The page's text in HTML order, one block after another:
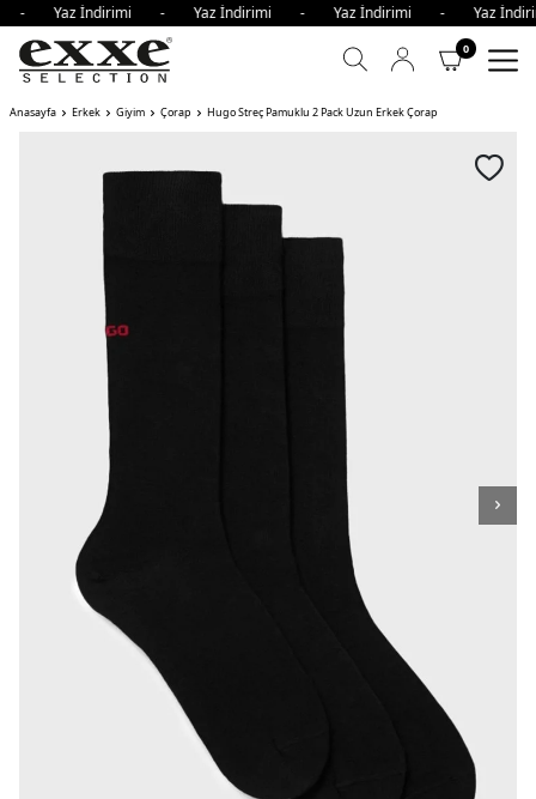
- Yaz İndirimi - Yaz İndirimi - Yaz İndirimi -
0
Anasayfa Erkek Giyim Çorap Hugo Streç Pamuklu 2 Pack Uzun Erkek Çorap